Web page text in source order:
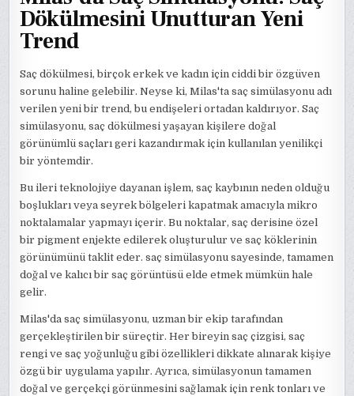
Dökülmesini Unutturan Yeni
Trend
Saç dökülmesi, birçok erkek ve kadın için ciddi bir özgüven
sorunu haline gelebilir. Neyse ki, Milas'ta saç simülasyonu adı
verilen yeni bir trend, bu endişeleri ortadan kaldırıyor. Saç
simülasyonu, saç dökülmesi yaşayan kişilere doğal
görünümlü saçları geri kazandırmak için kullanılan yenilikçi
bir yöntemdir.
Bu ileri teknolojiye dayanan işlem, saç kaybının neden olduğu
boşlukları veya seyrek bölgeleri kapatmak amacıyla mikro
noktalamalar yapmayı içerir. Bu noktalar, saç derisine özel
bir pigment enjekte edilerek oluşturulur ve saç köklerinin
görünümünü taklit eder. saç simülasyonu sayesinde, tamamen
doğal ve kalıcı bir saç görüntüsü elde etmek mümkün hale
gelir.
Milas'da saç simülasyonu, uzman bir ekip tarafından
gerçekleştirilen bir süreçtir. Her bireyin saç çizgisi, saç
rengi ve saç yoğunluğu gibi özellikleri dikkate alınarak kişiye
özgü bir uygulama yapılır. Ayrıca, simülasyonun tamamen
doğal ve gerçekçi görünmesini sağlamak için renk tonları ve